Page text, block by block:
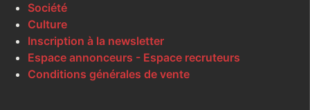
Société
Culture
Inscription à la newsletter
Espace annonceurs - Espace recruteurs
Conditions générales de vente